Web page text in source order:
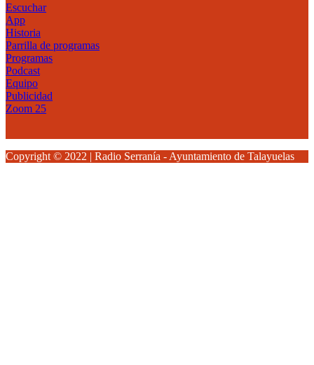
Escuchar
App
Historia
Parrilla de programas
Programas
Podcast
Equipo
Publicidad
Zoom 25
Copyright © 2022 | Radio Serranía - Ayuntamiento de Talayuelas